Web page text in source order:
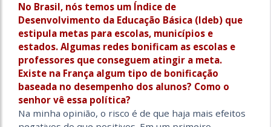
No Brasil, nós temos um Índice de
Desenvolvimento da Educação Básica (Ideb) que
estipula metas para escolas, municípios e
estados. Algumas redes bonificam as escolas e
professores que conseguem atingir a meta.
Existe na França algum tipo de bonificação
baseada no desempenho dos alunos? Como o
senhor vê essa política?
Na minha opinião, o risco é de que haja mais efeitos